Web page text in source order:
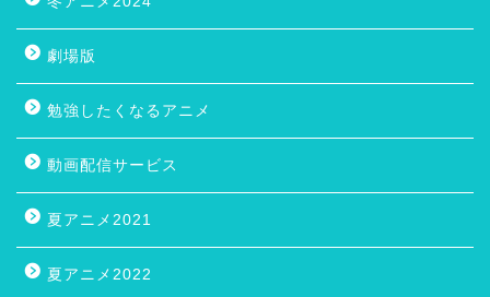
劇場版
勉強したくなるアニメ
動画配信サービス
夏アニメ2021
夏アニメ2022